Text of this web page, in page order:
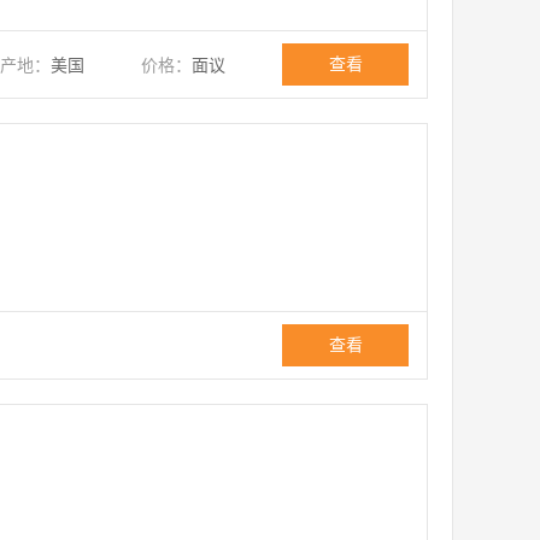
产地： 美国 价格： 面议 查看
查看